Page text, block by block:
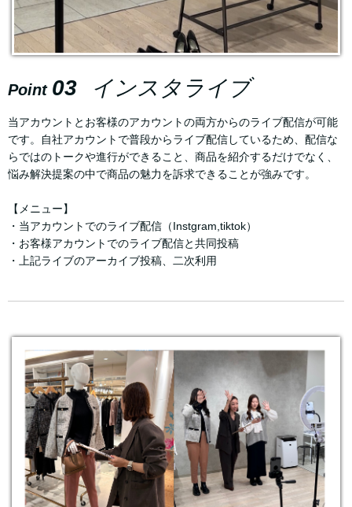
Point 03 インスタライブ
当アカウントとお客様のアカウントの両方からのライブ配信が可能
です。自社アカウントで普段からライブ配信しているため、配信な
らではのトークや進行ができること、商品を紹介するだけでなく、
悩み解決提案の中で商品の魅力を訴求できることが強みです。
【メニュー】
・当アカウントでのライブ配信（Instgram,tiktok）
・お客様アカウントでのライブ配信と共同投稿
・上記ライブのアーカイブ投稿、二次利用